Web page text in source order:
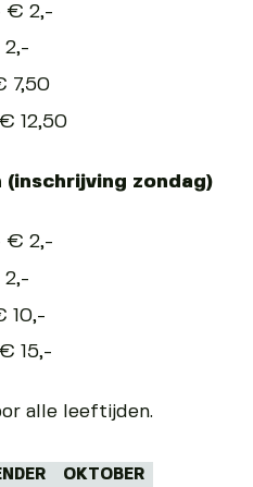
€ 2,-
2,-
7,50
12,50
zondag)
€ 2,-
2,-
10,-
15,-
alle leeftijden.
OKTOBER